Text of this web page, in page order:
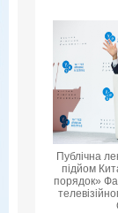
Публічна
підйом
порядок»